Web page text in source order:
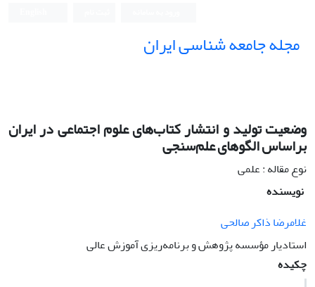
مجله جامعه شناسی ایران
وضعیت تولید و انتشار کتاب‌هاى علوم اجتماعى در ایران
براساس الگوهاى علم‌سنجى
نوع مقاله : علمی
نویسنده
غلامرضا ذاکر صالحى
استادیار مؤسسه پژوهش و برنامه‌ریزى آموزش عالى
چکیده